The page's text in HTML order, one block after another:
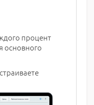
процент
основного